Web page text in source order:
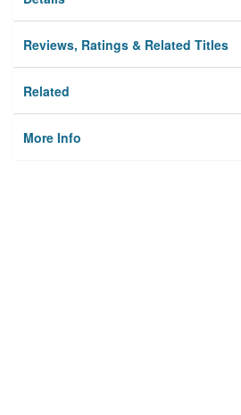
Reviews, Ratings & Related Titles
Related
More Info